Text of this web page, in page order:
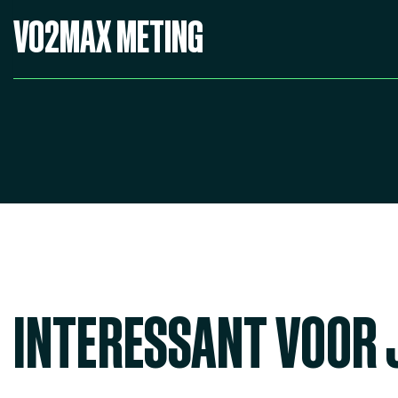
VO2MAX METING
INTERESSANT